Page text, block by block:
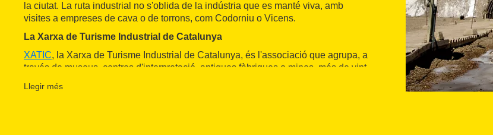
la ciutat. La ruta industrial no s'oblida de la indústria que es manté viva, amb
visites a empreses de cava o de torrons, com Codorniu o Vicens.
La Xarxa de Turisme Industrial de Catalunya
XATIC, la Xarxa de Turisme Industrial de Catalunya, és l'associació que agrupa, a
través de museus, centres d'interpretació, antigues fàbriques o mines, més de vint-
conèixer a fons la revolució Industrial de Catalunya.
Llegir més